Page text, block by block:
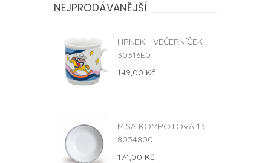
NEJPRODÁVANĚJŠÍ
HRNEK - VEČERNÍČEK
30316E0
149,00 Kč
MÍSA KOMPOTOVÁ 13
8034800
174,00 Kč